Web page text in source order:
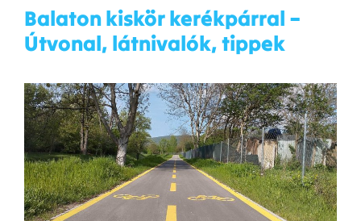
Balaton kiskör kerékpárral –
Útvonal, látnivalók, tippek